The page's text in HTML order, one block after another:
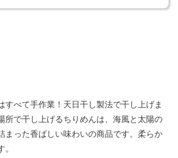
すべて手作業！天日干し製法で干し上げま
所で干し上げるちりめんは、海風と太陽の
まった香ばしい味わいの商品です。柔らか